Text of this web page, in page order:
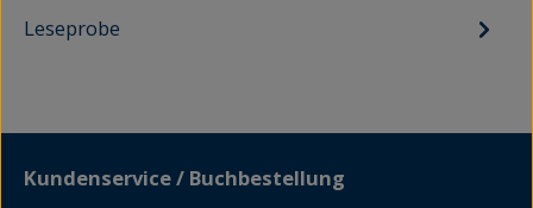
Leseprobe
Kundenservice / Buchbestellung